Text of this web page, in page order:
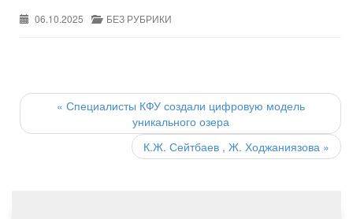
06.10.2025 БЕЗ РУБРИКИ
Post
navigation
« Специалисты КФУ создали цифровую модель
уникального озера
К.Ж. Сейтбаев , Ж. Ходжаниязова »